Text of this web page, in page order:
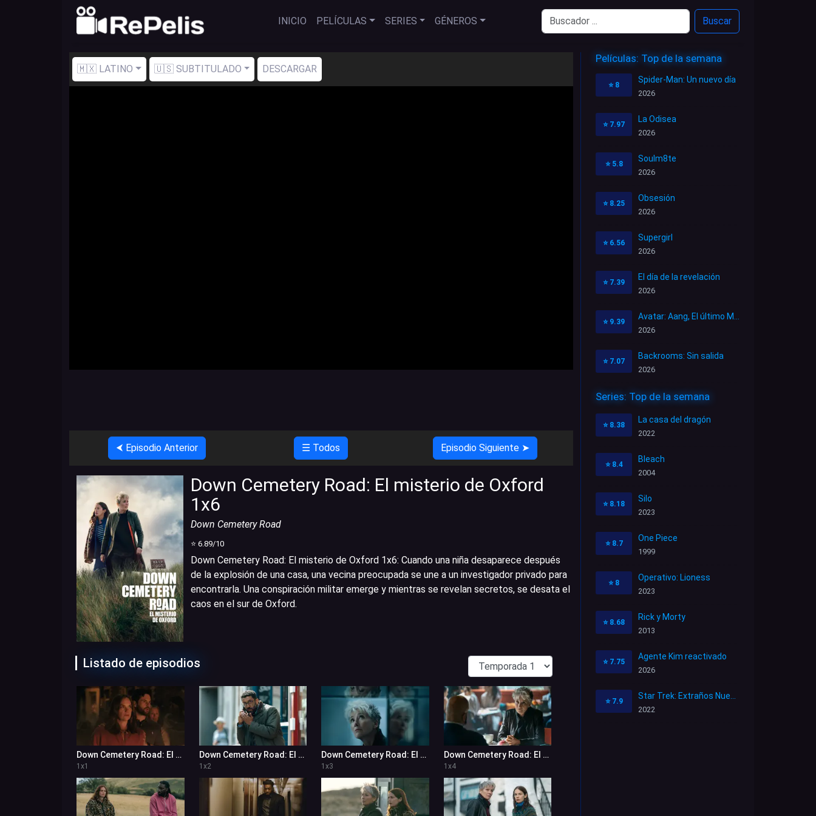
INICIO PELÍCULAS SERIES GÉNEROS Buscar
🇲🇽 LATINO 🇺🇸 SUBTITULADO DESCARGAR
⮜ Episodio Anterior ☰ Todos Episodio Siguiente ➤
Down Cemetery Road: El misterio de Oxford
1x6
Down Cemetery Road
⭐ 6.89/10
Down Cemetery Road: El misterio de Oxford 1x6: Cuando una niña desaparece después
de la explosión de una casa, una vecina preocupada se une a un investigador privado para
encontrarla. Una conspiración militar emerge y mientras se revelan secretos, se desata el
caos en el sur de Oxford.
Listado de episodios
Down Cemetery Road: El misterio de Oxford 1x1
1 x1
Down Cemetery Road: El misterio de Oxford 1x2
1 x2
Down Cemetery Road: El misterio de Oxford 1x3
1 x3
Down Cemetery Road: El misterio de Oxford 1x4
1 x4
Películas: Top de la semana
⭐ 8
Spider-Man: Un nuevo día
2026
⭐ 7.97
La Odisea
2026
⭐ 5.8
Soulm8te
2026
⭐ 8.25
Obsesión
2026
⭐ 6.56
Supergirl
2026
⭐ 7.39
El día de la revelación
2026
⭐ 9.39
2026
⭐ 7.07
Backrooms: Sin salida
2026
Series: Top de la semana
⭐ 8.38
La casa del dragón
2022
⭐ 8.4
Bleach
2004
⭐ 8.18
Silo
2023
⭐ 8.7
One Piece
1999
⭐ 8
Operativo: Lioness
2023
⭐ 8.68
Rick y Morty
2013
⭐ 7.75
Agente Kim reactivado
2026
⭐ 7.9
2022